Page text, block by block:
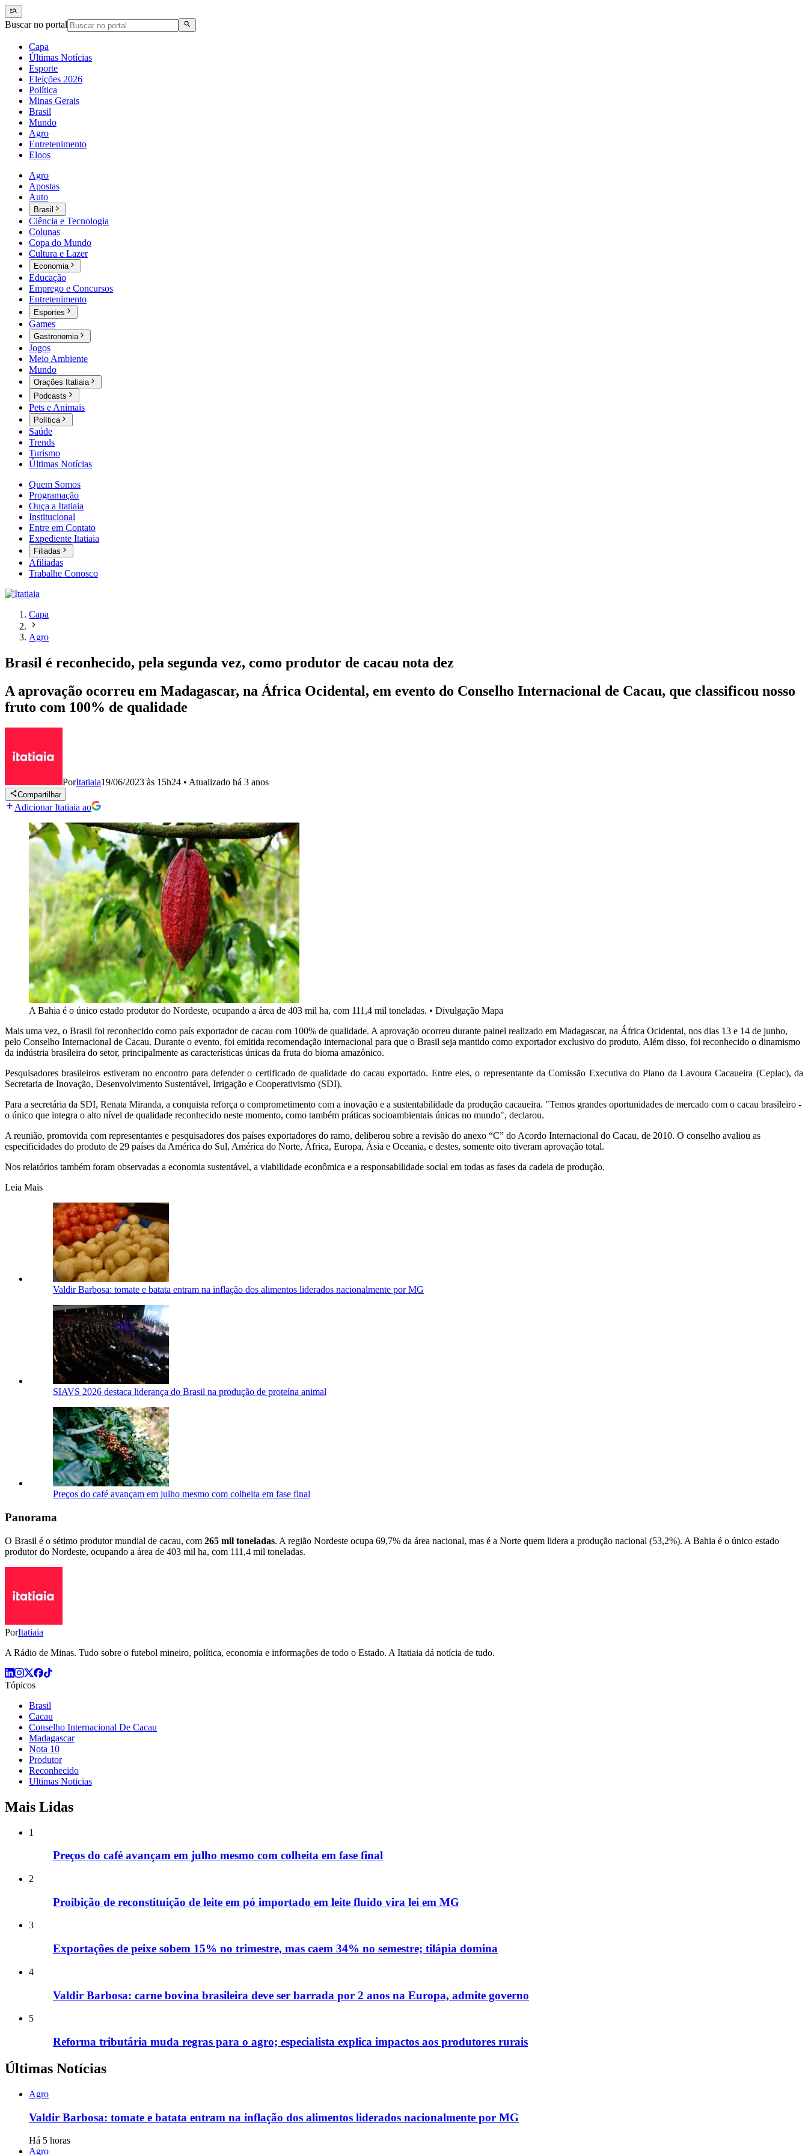
Buscar no portal
Capa
Últimas Notícias
Esporte
Eleições 2026
Política
Minas Gerais
Brasil
Mundo
Agro
Entretenimento
Eloos
Agro
Apostas
Auto
Brasil
Ciência e Tecnologia
Colunas
Copa do Mundo
Cultura e Lazer
Economia
Educação
Emprego e Concursos
Entretenimento
Esportes
Games
Gastronomia
Jogos
Meio Ambiente
Mundo
Orações Itatiaia
Podcasts
Pets e Animais
Política
Saúde
Trends
Turismo
Últimas Notícias
Quem Somos
Programação
Ouça a Itatiaia
Institucional
Entre em Contato
Expediente Itatiaia
Filiadas
Afiliadas
Trabalhe Conosco
Capa
Agro
Brasil é reconhecido, pela segunda vez, como produtor de cacau nota dez
A aprovação ocorreu em Madagascar, na África Ocidental, em evento do Conselho Internacional de Cacau, que classificou nosso
fruto com 100% de qualidade
PorItatiaia19/06/2023 às 15h24 • Atualizado há 3 anos
Compartilhar
Adicionar Itatiaia ao
A Bahia é o único estado produtor do Nordeste, ocupando a área de 403 mil ha, com 111,4 mil toneladas. • Divulgação Mapa
Mais uma vez, o Brasil foi reconhecido como país exportador de cacau com 100% de qualidade. A aprovação ocorreu durante painel realizado em Madagascar, na África Ocidental, nos dias 13 e 14 de junho,
pelo Conselho Internacional de Cacau. Durante o evento, foi emitida recomendação internacional para que o Brasil seja mantido como exportador exclusivo do produto. Além disso, foi reconhecido o dinamismo
da indústria brasileira do setor, principalmente as características únicas da fruta do bioma amazônico.
Pesquisadores brasileiros estiveram no encontro para defender o certificado de qualidade do cacau exportado. Entre eles, o representante da Comissão Executiva do Plano da Lavoura Cacaueira (Ceplac), da
Secretaria de Inovação, Desenvolvimento Sustentável, Irrigação e Cooperativismo (SDI).
Para a secretária da SDI, Renata Miranda, a conquista reforça o comprometimento com a inovação e a sustentabilidade da produção cacaueira. "Temos grandes oportunidades de mercado com o cacau brasileiro -
o único que integra o alto nível de qualidade reconhecido neste momento, como também práticas socioambientais únicas no mundo", declarou.
A reunião, promovida com representantes e pesquisadores dos países exportadores do ramo, deliberou sobre a revisão do anexo “C” do Acordo Internacional do Cacau, de 2010. O conselho avaliou as
especificidades do produto de 29 países da América do Sul, América do Norte, África, Europa, Ásia e Oceania, e destes, somente oito tiveram aprovação total.
Nos relatórios também foram observadas a economia sustentável, a viabilidade econômica e a responsabilidade social em todas as fases da cadeia de produção.
Leia Mais
Valdir Barbosa: tomate e batata entram na inflação dos alimentos liderados nacionalmente por MG
SIAVS 2026 destaca liderança do Brasil na produção de proteína animal
Preços do café avançam em julho mesmo com colheita em fase final
Panorama
O Brasil é o sétimo produtor mundial de cacau, com 265 mil toneladas. A região Nordeste ocupa 69,7% da área nacional, mas é a Norte quem lidera a produção nacional (53,2%). A Bahia é o único estado
produtor do Nordeste, ocupando a área de 403 mil ha, com 111,4 mil toneladas.
PorItatiaia
A Rádio de Minas. Tudo sobre o futebol mineiro, política, economia e informações de todo o Estado. A Itatiaia dá notícia de tudo.
Tópicos
Brasil
Cacau
Conselho Internacional De Cacau
Madagascar
Nota 10
Produtor
Reconhecido
Ultimas Noticias
Mais Lidas
1
Preços do café avançam em julho mesmo com colheita em fase final
2
Proibição de reconstituição de leite em pó importado em leite fluido vira lei em MG
3
Exportações de peixe sobem 15% no trimestre, mas caem 34% no semestre; tilápia domina
4
Valdir Barbosa: carne bovina brasileira deve ser barrada por 2 anos na Europa, admite governo
5
Reforma tributária muda regras para o agro; especialista explica impactos aos produtores rurais
Últimas Notícias
Agro
Valdir Barbosa: tomate e batata entram na inflação dos alimentos liderados nacionalmente por MG
Há 5 horas
Agro